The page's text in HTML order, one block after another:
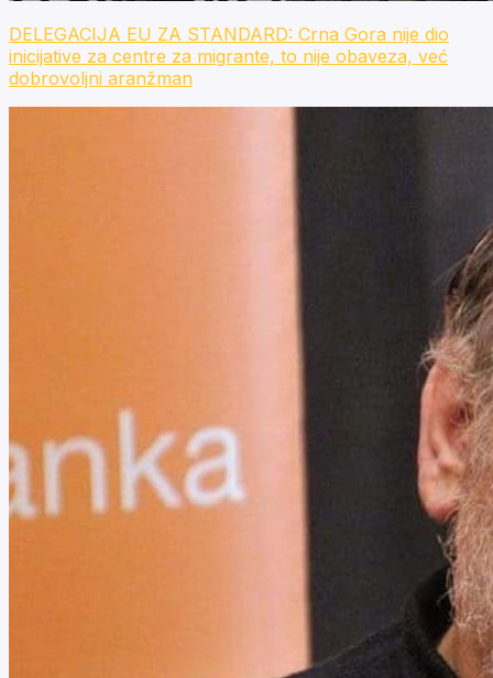
DELEGACIJA EU ZA STANDARD: Crna Gora nije dio
inicijative za centre za migrante, to nije obaveza, već
dobrovoljni aranžman